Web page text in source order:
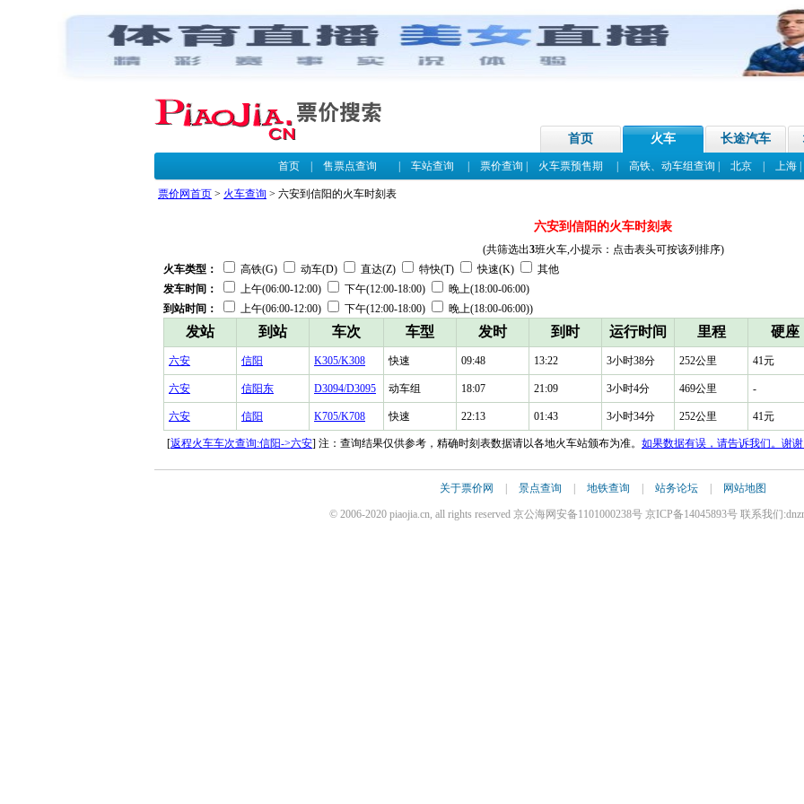
首页 火车 长途汽车
首页| 售票点查询 车站查询 票价查询 火车票预售期 高铁、动车组查询 北京| 上海
票价网首页 > 火车查询 > 六安到信阳的火车时刻表
六安到信阳的火车时刻表
(共筛选出3班火车,小提示：点击表头可按该列排序)
火车类型：
高铁(G) 动车(D) 直达(Z) 特快(T) 快速(K)
其他
发车时间：
上午(06:00-12:00) 下午(12:00-18:00)
晚上(18:00-06:00)
到站时间：
上午(06:00-12:00) 下午(12:00-18:00) 晚上(18:00-06:00))
发站 到站 车次 车型 发时 到时 运行时间 里程 硬座
六安 信阳 K305/K308 快速 09:48 13:22 3小时38分 252公里 41元
六安 信阳东 D3094/D3095 动车组 18:07 21:09 3小时4分 469公里 -
六安 信阳 K705/K708 快速 22:13 01:43 3小时34分 252公里 41元
[返程火车车次查询:信阳->六安] 注：查询结果仅供参考，精确时刻表数据请以各地火车站颁布为准。 如果数据有误，请告诉我们。谢
关于票价网 | 景点查询 | 地铁查询 | 站务论坛 | 网站地图
© 2006-2020 piaojia.cn, all rights reserved 京公海网安备1101000238号 京ICP备14045893号 联系我们